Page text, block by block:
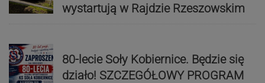
wystartują w Rajdzie Rzeszowskim
80-lecie Soły Kobiernice. Będzie się
działo! SZCZEGÓŁOWY PROGRAM